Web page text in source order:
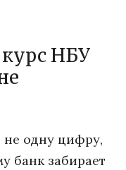
НБУ
одну цифру,
банк забирает